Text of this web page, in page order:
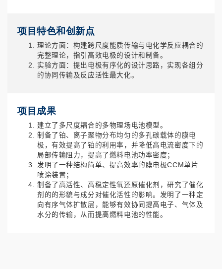
项目特色和创新点
理论方面：构建跨尺度能质传输与电化学反应耦合的
完整理论，指引高效电极的设计和制备。
实验方面：提出电极有序化的设计思路，实现各组分
的协同传输及反应活性最大化。
项目成果
建立了多尺度耦合的多物理场电池模型。
制备了铂、离子聚物分布均匀的多孔碳载体的膜电
极，有效提高了铂的利用率，并降低高电流密度下的
局部传输阻力，提高了燃料电池功率密度；
发明了一种结构简单、提高效率的膜电极CCM单片
喷涂装置；
制备了高活性、高稳定性氧还原催化剂，研究了催化
剂的的形貌与成分对催化活性的影响。发明了一种定
向有序气体扩散层，能够有效协同提高电子、气体及
水分的传输，从而提高燃料电池的性能。